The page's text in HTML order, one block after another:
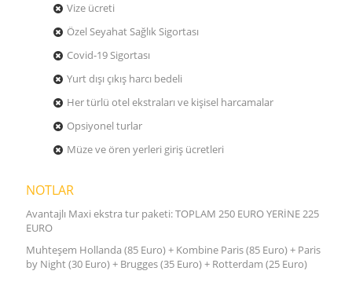
Vize ücreti
Özel Seyahat Sağlık Sigortası
Covid-19 Sigortası
Yurt dışı çıkış harcı bedeli
Her türlü otel ekstraları ve kişisel harcamalar
Opsiyonel turlar
Müze ve ören yerleri giriş ücretleri
NOTLAR
Avantajlı Maxi ekstra tur paketi: TOPLAM 250 EURO YERİNE 225
EURO
Muhteşem Hollanda (85 Euro) + Kombine Paris (85 Euro) + Paris
by Night (30 Euro) + Brugges (35 Euro) + Rotterdam (25 Euro)